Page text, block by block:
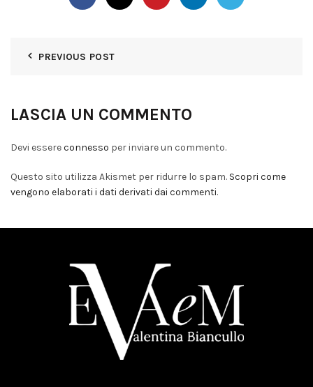
PREVIOUS POST
LASCIA UN COMMENTO
Devi essereconnesso per inviare un commento.
Questo sito utilizza Akismet per ridurre lo spam. Scopri come
vengono elaborati i dati derivati dai commenti.